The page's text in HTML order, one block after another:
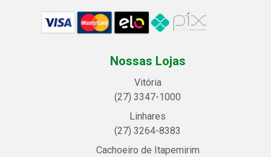
Nossas Lojas
Vitória
(27) 3347-1000
Linhares
(27) 3264-8383
Cachoeiro de Itapemirim